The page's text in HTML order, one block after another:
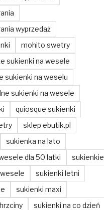
wyprzedaż
mohito swetry
sukienki na wesele
sukienki na weselu
sukienki na wesele
quiosque sukienki
sklep ebutik.pl
sukienka na lato
dla 50 latki
sukienkie
sukienki letni
sukienki maxi
sukienki na co dzień